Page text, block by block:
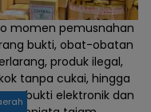
momen pemusnahan
bukti, obat-obatan
produk ilegal,
tanpa cukai, hingga
bukti elektronik dan